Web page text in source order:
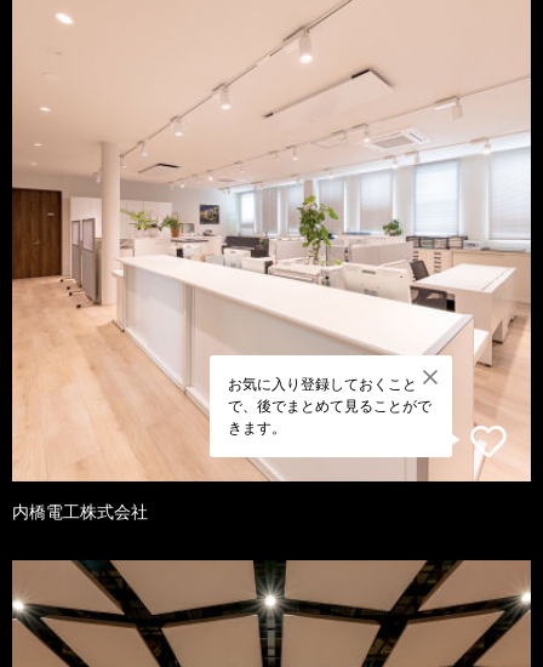
お気に入り登録しておくこと
で、後でまとめて見ることがで
きます。
内橋電工株式会社